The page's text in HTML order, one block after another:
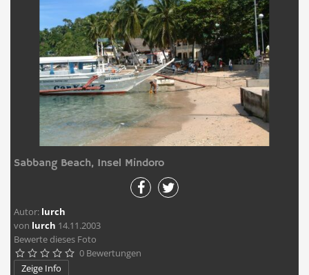
Sabbang Beach, Insel Mindoro
Autor: lurch
von lurch 14.11.2003
Bewerte dieses Foto
     0 Bewertungen
Zeige Info